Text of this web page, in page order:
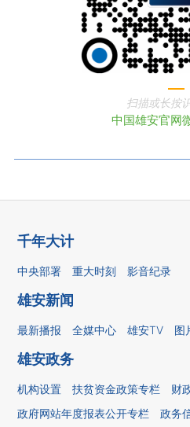
扫描或长按
中国雄安官网
千年大计
中央部署 重大时刻 影音纪录
雄安新闻
最新播报 全媒中心 雄安TV 图
雄安政务
机构设置 扶贫资金政策专栏
财
政府网站年度报表公开专栏
政务